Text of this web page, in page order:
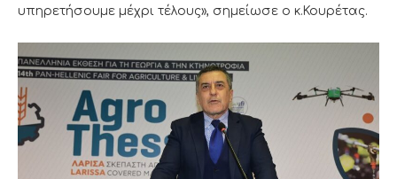
υπηρετήσουμε μέχρι τέλους», σημείωσε ο κ.Κουρέτας.